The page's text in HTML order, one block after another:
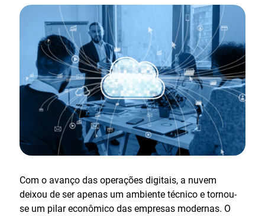
Com o avanço das operações digitais, a nuvem
deixou de ser apenas um ambiente técnico e tornou-
se um pilar econômico das empresas modernas. O